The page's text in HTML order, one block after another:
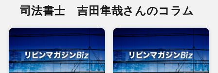
司法書士 吉田隼哉さんのコラム